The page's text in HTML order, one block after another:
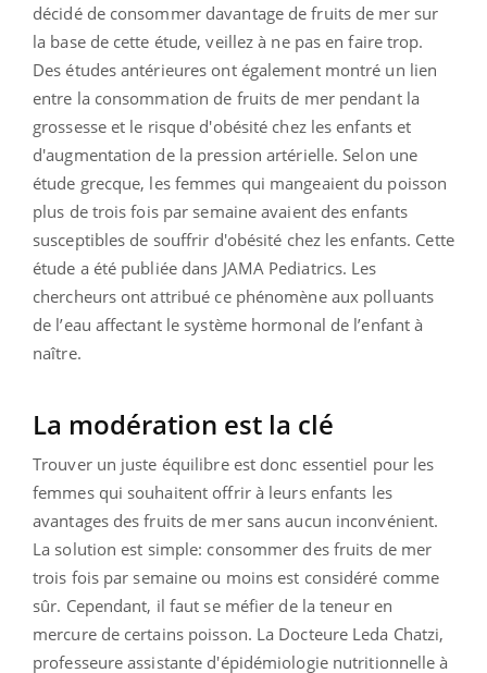
décidé de consommer davantage de fruits de mer sur
la base de cette étude, veillez à ne pas en faire trop.
Des études antérieures ont également montré un lien
entre la consommation de fruits de mer pendant la
grossesse et le risque d'obésité chez les enfants et
d'augmentation de la pression artérielle. Selon une
étude grecque, les femmes qui mangeaient du poisson
plus de trois fois par semaine avaient des enfants
susceptibles de souffrir d'obésité chez les enfants. Cette
étude a été publiée dans JAMA Pediatrics. Les
chercheurs ont attribué ce phénomène aux polluants
de l’eau affectant le système hormonal de l’enfant à
naître.
La modération est la clé
Trouver un juste équilibre est donc essentiel pour les
femmes qui souhaitent offrir à leurs enfants les
avantages des fruits de mer sans aucun inconvénient.
La solution est simple: consommer des fruits de mer
trois fois par semaine ou moins est considéré comme
sûr. Cependant, il faut se méfier de la teneur en
mercure de certains poisson. La Docteure Leda Chatzi,
professeure assistante d'épidémiologie nutritionnelle à